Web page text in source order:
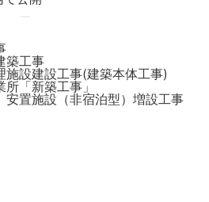
サ
築工事
設建設工事(建築本体工事)
「新築工事」
置施設（非宿泊型）増設工事